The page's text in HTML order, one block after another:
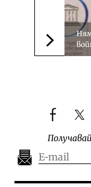
facebook